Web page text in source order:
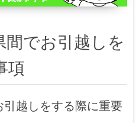
間でお引越しを
項
越しをする際に重要